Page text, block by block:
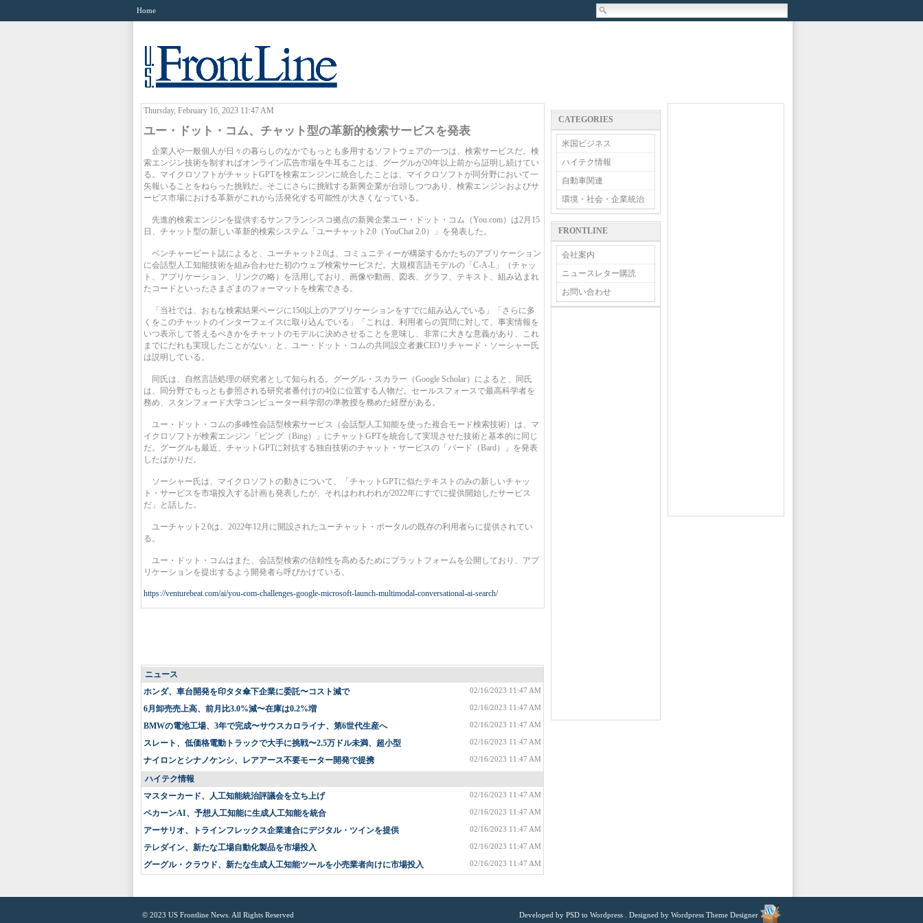
Home
Thursday, February 16, 2023 11:47 AM
ユー・ドット・コム、チャット型の革新的検索サービスを発表
企業人や一般個人が日々の暮らしのなかでもっとも多用するソフトウェアの一つは、検索サービスだ。検
索エンジン技術を制すればオンライン広告市場を牛耳ることは、グーグルが20年以上前から証明し続けてい
る。マイクロソフトがチャットGPTを検索エンジンに統合したことは、マイクロソフトが同分野において一
矢報いることをねらった挑戦だ。そこにさらに挑戦する新興企業が台頭しつつあり、検索エンジンおよびサ
ービス市場における革新がこれから活発化する可能性が大きくなっている。
先進的検索エンジンを提供するサンフランシスコ拠点の新興企業ユー・ドット・コム（You.com）は2月15
日、チャット型の新しい革新的検索システム「ユーチャット2.0（YouChat 2.0）」を発表した。
ベンチャービート誌によると、ユーチャット2.0は、コミュニティーが構築するかたちのアプリケーション
に会話型人工知能技術を組み合わせた初のウェブ検索サービスだ。大規模言語モデルの「C-A-L」（チャッ
ト、アプリケーション、リンクの略）を活用しており、画像や動画、図表、グラフ、テキスト、組み込まれ
たコードといったさまざまのフォーマットを検索できる。
「当社では、おもな検索結果ページに150以上のアプリケーションをすでに組み込んでいる」「さらに多
くをこのチャットのインターフェイスに取り込んでいる」「これは、利用者らの質問に対して、事実情報を
いつ表示して答えるべきかをチャットのモデルに決めさせることを意味し、非常に大きな意義があり、これ
までにだれも実現したことがない」と、ユー・ドット・コムの共同設立者兼CEOリチャード・ソーシャー氏
は説明している。
同氏は、自然言語処理の研究者として知られる。グーグル・スカラー（Google Scholar）によると、同氏
は、同分野でもっとも参照される研究者番付けの4位に位置する人物だ。セールスフォースで最高科学者を
務め、スタンフォード大学コンピューター科学部の準教授を務めた経歴がある。
ユー・ドット・コムの多峰性会話型検索サービス（会話型人工知能を使った複合モード検索技術）は、マ
イクロソフトが検索エンジン「ビング（Bing）」にチャットGPTを統合して実現させた技術と基本的に同じ
だ。グーグルも最近、チャットGPTに対抗する独自技術のチャット・サービスの「バード（Bard）」を発表
したばかりだ。
ソーシャー氏は、マイクロソフトの動きについて、「チャットGPTに似たテキストのみの新しいチャッ
ト・サービスを市場投入する計画も発表したが、それはわれわれが2022年にすでに提供開始したサービス
だ」と話した。
ユーチャット2.0は、2022年12月に開設されたユーチャット・ポータルの既存の利用者らに提供されてい
る。
ユー・ドット・コムはまた、会話型検索の信頼性を高めるためにプラットフォームを公開しており、アプ
リケーションを提出するよう開発者ら呼びかけている。
https://venturebeat.com/ai/you-com-challenges-google-microsoft-launch-multimodal-conversational-ai-search/
ニュース
02/16/2023 11:47 AM
ホンダ、車台開発を印タタ傘下企業に委託〜コスト減で
02/16/2023 11:47 AM
6月卸売売上高、前月比3.0%減〜在庫は0.2%増
02/16/2023 11:47 AM
BMWの電池工場、3年で完成〜サウスカロライナ、第6世代生産へ
02/16/2023 11:47 AM
スレート、低価格電動トラックで大手に挑戦〜2.5万ドル未満、超小型
02/16/2023 11:47 AM
ナイロンとシナノケンシ、レアアース不要モーター開発で提携
ハイテク情報
02/16/2023 11:47 AM
マスターカード、人工知能統治評議会を立ち上げ
02/16/2023 11:47 AM
ペカーンAI、予想人工知能に生成人工知能を統合
02/16/2023 11:47 AM
アーサリオ、トラインフレックス企業連合にデジタル・ツインを提供
02/16/2023 11:47 AM
テレダイン、新たな工場自動化製品を市場投入
02/16/2023 11:47 AM
グーグル・クラウド、新たな生成人工知能ツールを小売業者向けに市場投入
CATEGORIES
米国ビジネス
ハイテク情報
自動車関連
環境・社会・企業統治
FRONTLINE
会社案内
ニュースレター購読
お問い合わせ
© 2023 US Frontline News . All Rights Reserved Developed by PSD to Wordpress . Designed by Wordpress Theme Designer